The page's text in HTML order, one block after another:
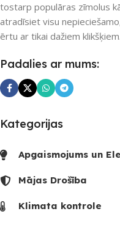
SKAITS
tostarp populāras zīmolus
atradīsiet visu
ērtu ar tikai dažiem klikšķiem.
Padalies ar mums:
Kategorijas
Apgaismojums un
Mājas Drošība
Klimata kontrole